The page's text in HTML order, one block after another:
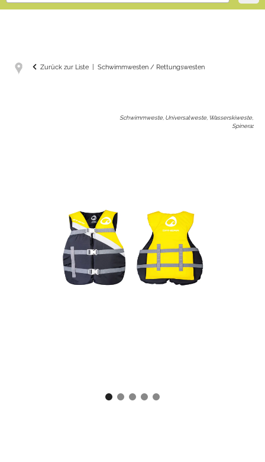
Zurück zur Liste Schwimmwesten / Rettungswesten
Schwimmweste, Universalweste, Wasserskiweste,
Spinera: